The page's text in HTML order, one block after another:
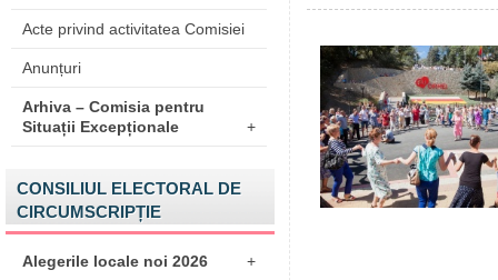
Acte privind activitatea Comisiei
Anunțuri
Arhiva – Comisia pentru
Situații Excepționale
+
CONSILIUL ELECTORAL DE
CIRCUMSCRIPȚIE
Alegerile locale noi 2026 +